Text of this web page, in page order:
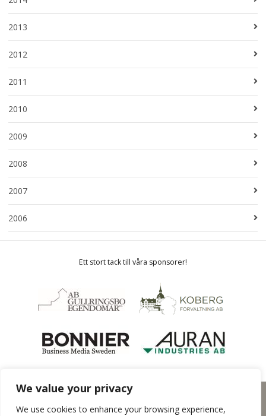
We value your privacy
We use cookies to enhance your browsing experience,
2013
2012
2011
2010
2009
2008
2007
2006
Ett stort tack till våra sponsorer!
Hemsida från Rodeopark